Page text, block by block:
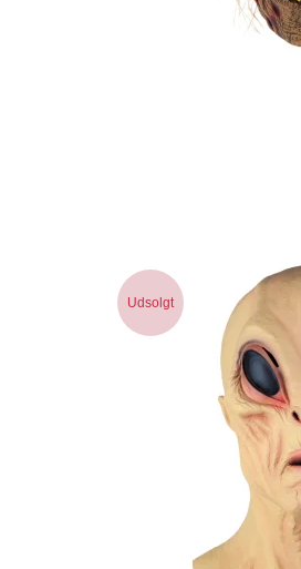
Udsolgt